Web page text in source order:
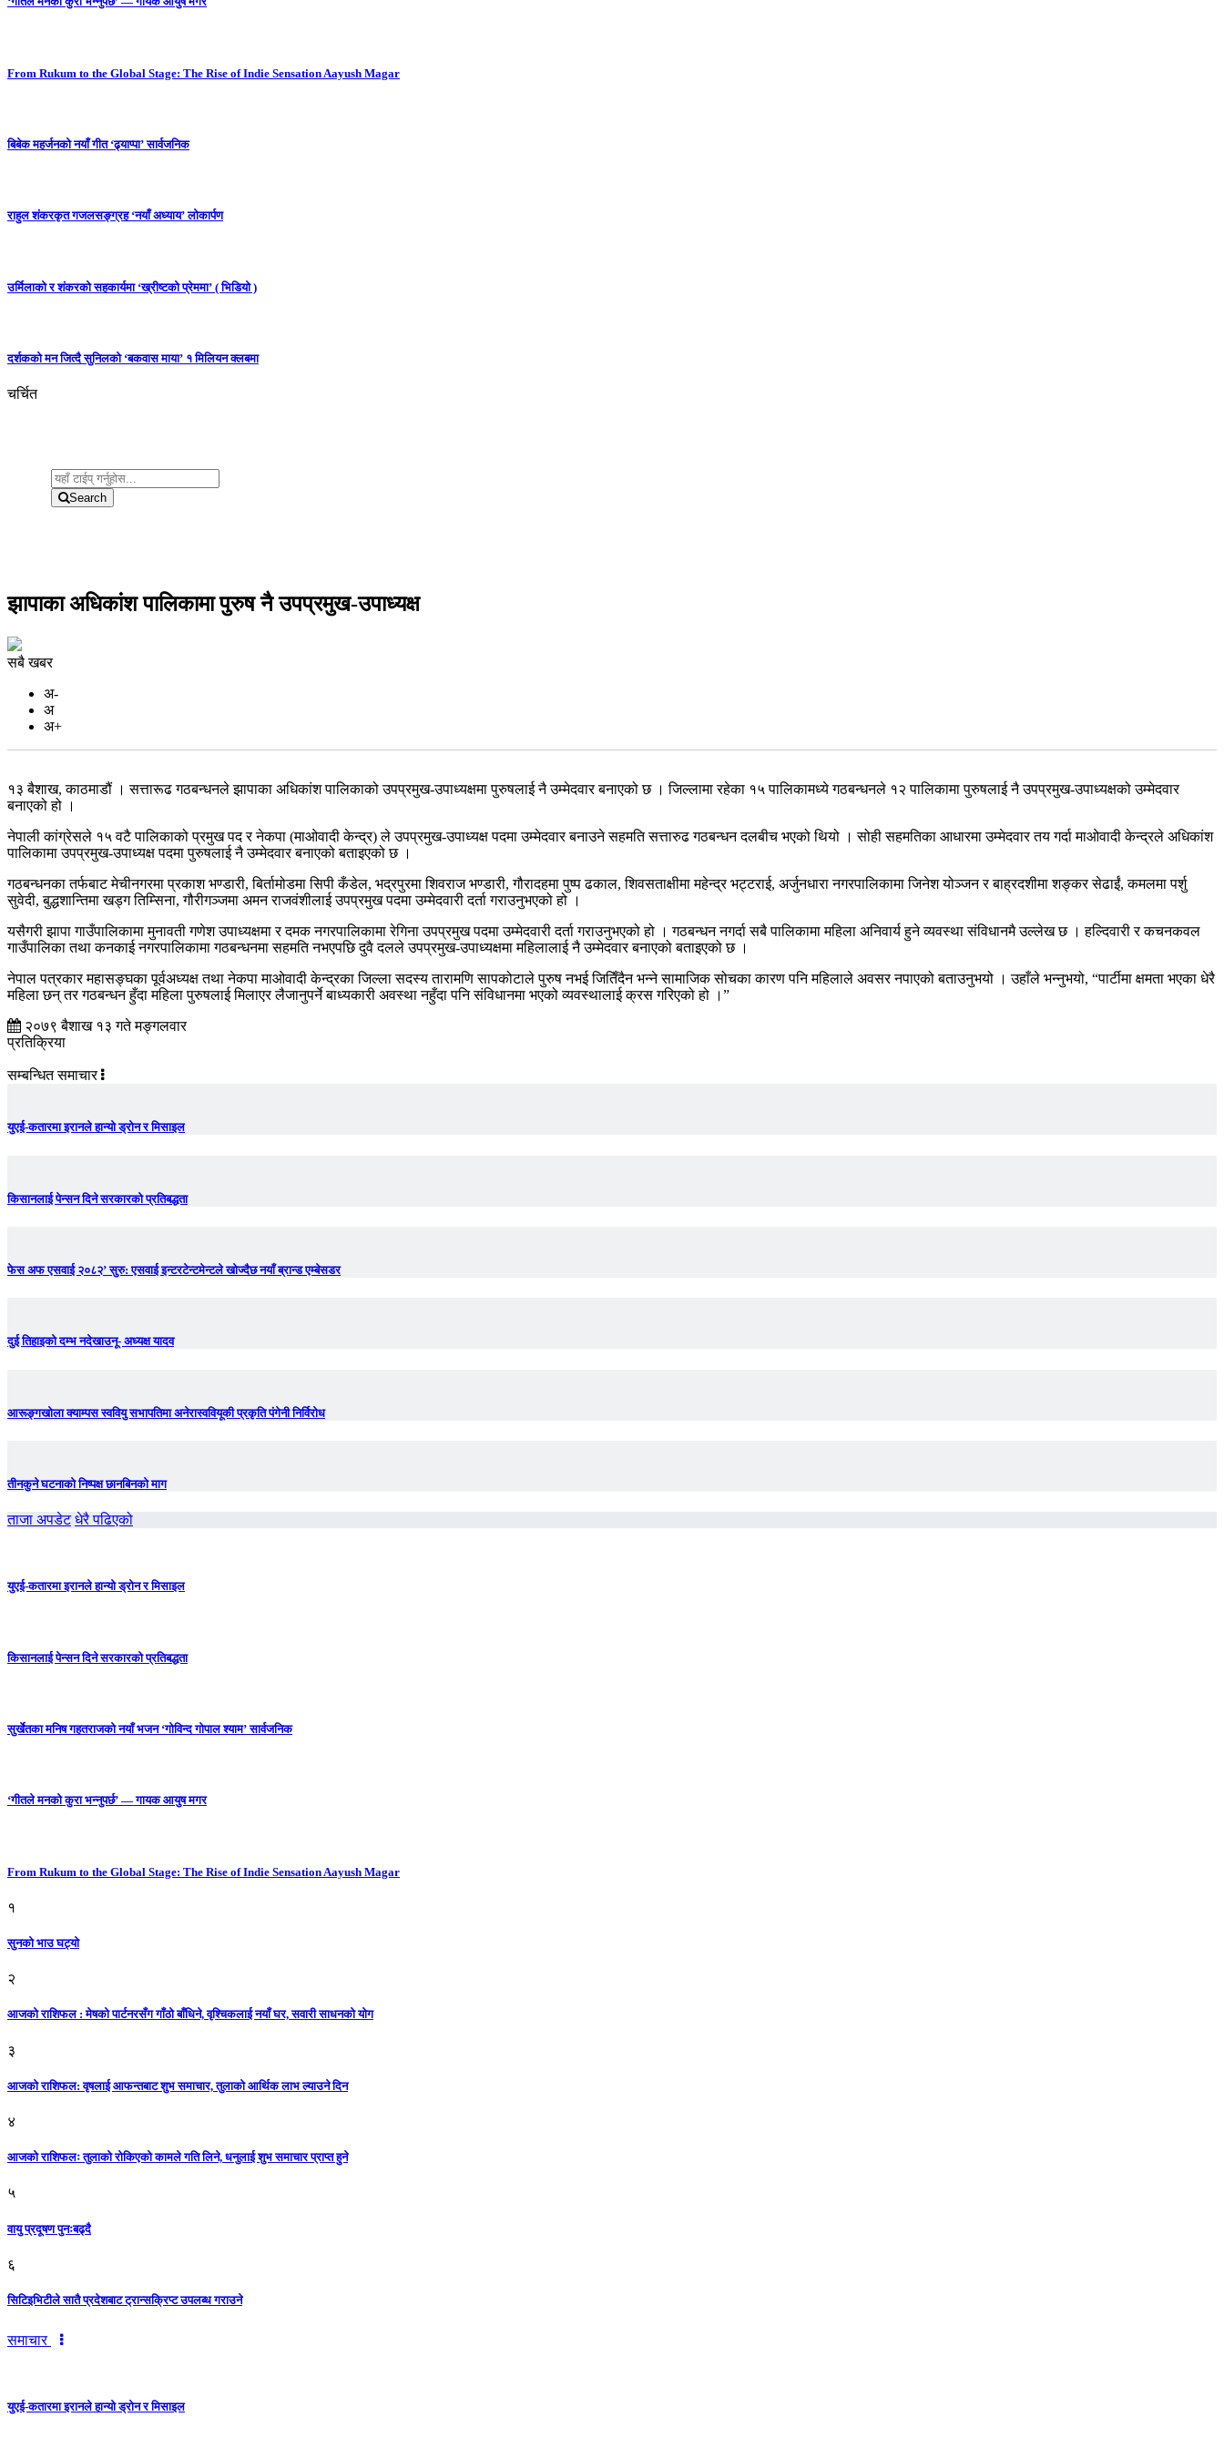
From Rukum to the Global Stage: The Rise of Indie Sensation Aayush Magar
बिबेक महर्जनको नयाँ गीत ‘ढ्याप्पा’ सार्वजनिक
राहुल शंकरकृत गजलसङ्ग्रह ‘नयाँ अध्याय’ लोकार्पण
उर्मिलाको र शंकरको सहकार्यमा ‘ख्रीष्टको प्रेममा’ ( भिडियो )
दर्शकको मन जित्दै सुनिलको ‘बकवास माया’ १ मिलियन क्लबमा
चर्चित
Search
झापाका अधिकांश पालिकामा पुरुष नै उपप्रमुख-उपाध्यक्ष
सबै खबर
अ-
अ
अ+
१३ बैशाख, काठमाडौं । सत्तारूढ गठबन्धनले झापाका अधिकांश पालिकाको उपप्रमुख-उपाध्यक्षमा पुरुषलाई नै उम्मेदवार बनाएको छ । जिल्लामा रहेका १५ पालिकामध्ये गठबन्धनले १२ पालिकामा पुरुषलाई नै उपप्रमुख-उपाध्यक्षको उम्मेदवार
बनाएको हो ।
नेपाली कांग्रेसले १५ वटै पालिकाको प्रमुख पद र नेकपा (माओवादी केन्द्र) ले उपप्रमुख-उपाध्यक्ष पदमा उम्मेदवार बनाउने सहमति सत्तारुढ गठबन्धन दलबीच भएको थियो । सोही सहमतिका आधारमा उम्मेदवार तय गर्दा माओवादी केन्द्रले अधिकांश
पालिकामा उपप्रमुख-उपाध्यक्ष पदमा पुरुषलाई नै उम्मेदवार बनाएको बताइएको छ ।
गठबन्धनका तर्फबाट मेचीनगरमा प्रकाश भण्डारी, बिर्तामोडमा सिपी कँडेल, भद्रपुरमा शिवराज भण्डारी, गौरादहमा पुष्प ढकाल, शिवसताक्षीमा महेन्द्र भट्टराई, अर्जुनधारा नगरपालिकामा जिनेश योञ्जन र बाह्रदशीमा शङ्कर सेढाईं, कमलमा पर्शु
सुवेदी, बुद्धशान्तिमा खड्ग तिम्सिना, गौरीगञ्जमा अमन राजवंशीलाई उपप्रमुख पदमा उम्मेदवारी दर्ता गराउनुभएको हो ।
यसैगरी झापा गाउँपालिकामा मुनावती गणेश उपाध्यक्षमा र दमक नगरपालिकामा रेगिना उपप्रमुख पदमा उम्मेदवारी दर्ता गराउनुभएको हो । गठबन्धन नगर्दा सबै पालिकामा महिला अनिवार्य हुने व्यवस्था संविधानमै उल्लेख छ । हल्दिवारी र कचनकवल
गाउँपालिका तथा कनकाई नगरपालिकामा गठबन्धनमा सहमति नभएपछि दुवै दलले उपप्रमुख-उपाध्यक्षमा महिलालाई नै उम्मेदवार बनाएको बताइएको छ ।
नेपाल पत्रकार महासङ्घका पूर्वअध्यक्ष तथा नेकपा माओवादी केन्द्रका जिल्ला सदस्य तारामणि सापकोटाले पुरुष नभई जितिँदैन भन्ने सामाजिक सोचका कारण पनि महिलाले अवसर नपाएको बताउनुभयो । उहाँले भन्नुभयो, “पार्टीमा क्षमता भएका धेरै
महिला छन् तर गठबन्धन हुँदा महिला पुरुषलाई मिलाएर लैजानुपर्ने बाध्यकारी अवस्था नहुँदा पनि संविधानमा भएको व्यवस्थालाई क्रस गरिएको हो ।”
२०७९ बैशाख १३ गते मङ्गलवार
प्रतिक्रिया
सम्बन्धित समाचार
युएई-कतारमा इरानले हान्यो ड्रोन र मिसाइल
किसानलाई पेन्सन दिने सरकारको प्रतिबद्धता
फेस अफ एसवाई २०८२’ सुरु: एसवाई इन्टरटेन्टमेन्टले खोज्दैछ नयाँ ब्रान्ड एम्बेसडर
दुई तिहाइको दम्भ नदेखाउनू- अध्यक्ष यादव
आरूङ्गखोला क्याम्पस स्ववियु सभापतिमा अनेरास्ववियूकी प्रकृति पंगेनी निर्विरोध
तीनकुने घटनाकाे निष्पक्ष छानबिनकाे माग
ताजा अपडेट धेरै पढिएको
युएई-कतारमा इरानले हान्यो ड्रोन र मिसाइल
किसानलाई पेन्सन दिने सरकारको प्रतिबद्धता
सुर्खेतका मनिष गहतराजको नयाँ भजन ‘गोविन्द गोपाल श्याम’ सार्वजनिक
‘गीतले मनको कुरा भन्नुपर्छ’ — गायक आयुष मगर
From Rukum to the Global Stage: The Rise of Indie Sensation Aayush Magar
१
सुनको भाउ घट्याे
२
आजको राशिफल : मेषको पार्टनरसँग गाँठो बाँधिने, वृश्चिकलाई नयाँ घर, सवारी साधनकाे याेग
३
आजकाे राशिफल: वृषलाई आफन्तबाट शुभ समाचार, तुलाकाे आर्थिक लाभ ल्याउने दिन
४
आजको राशिफलः तुलाकाे रोकिएको कामले गति लिने, धनुलाई शुभ समाचार प्राप्त हुने
५
वायु प्रदूषण पुनःबढ्दै
६
सिटिइभिटीले सातै प्रदेशबाट ट्रान्सक्रिप्ट उपलब्ध गराउने
समाचार
युएई-कतारमा इरानले हान्यो ड्रोन र मिसाइल